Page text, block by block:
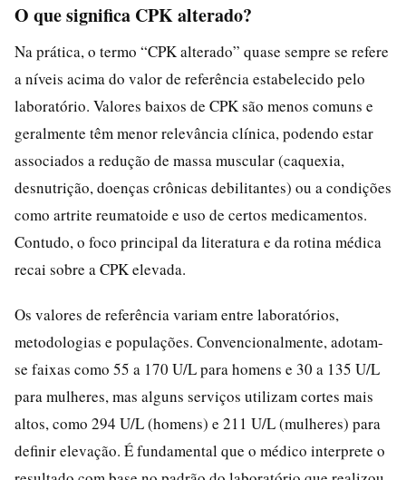
O que significa CPK alterado?
Na prática, o termo “CPK alterado” quase sempre se refere
a níveis acima do valor de referência estabelecido pelo
laboratório. Valores baixos de CPK são menos comuns e
geralmente têm menor relevância clínica, podendo estar
associados a redução de massa muscular (caquexia,
desnutrição, doenças crônicas debilitantes) ou a condições
como artrite reumatoide e uso de certos medicamentos.
Contudo, o foco principal da literatura e da rotina médica
recai sobre a CPK elevada.
Os valores de referência variam entre laboratórios,
metodologias e populações. Convencionalmente, adotam-
se faixas como 55 a 170 U/L para homens e 30 a 135 U/L
para mulheres, mas alguns serviços utilizam cortes mais
altos, como 294 U/L (homens) e 211 U/L (mulheres) para
definir elevação. É fundamental que o médico interprete o